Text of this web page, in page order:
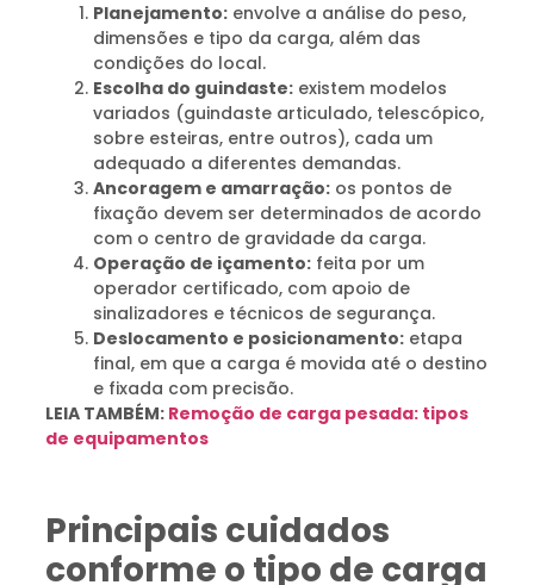
Planejamento: envolve a análise do peso,
dimensões e tipo da carga, além das
condições do local.
Escolha do guindaste: existem modelos
variados (guindaste articulado, telescópico,
sobre esteiras, entre outros), cada um
adequado a diferentes demandas.
Ancoragem e amarração: os pontos de
fixação devem ser determinados de acordo
com o centro de gravidade da carga.
Operação de içamento: feita por um
operador certificado, com apoio de
sinalizadores e técnicos de segurança.
Deslocamento e posicionamento: etapa
final, em que a carga é movida até o destino
e fixada com precisão.
LEIA TAMBÉM: Remoção de carga pesada: tipos
de equipamentos
Principais cuidados
conforme o tipo de carga